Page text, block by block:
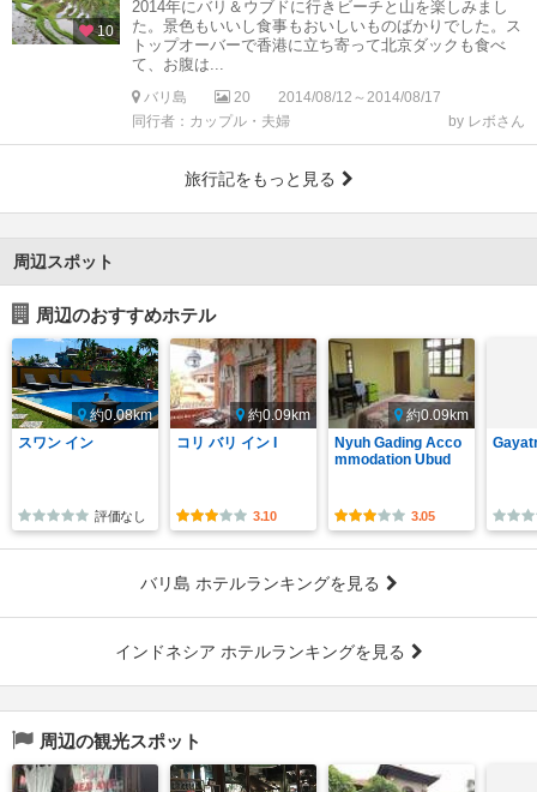
10
2014年にバリ＆ウブドに行きビーチと山を楽しみまし
た。景色もいいし食事もおいしいものばかりでした。ス
トップオーバーで香港に立ち寄って北京ダックも食べ
て、お腹は...
バリ島 20
2014/08/12～2014/08/17
同行者：カップル・夫婦
by レボさん
旅行記をもっと見る
周辺スポット
周辺のおすすめホテル
約0.08km
スワン イン
評価なし
約0.09km
コリ バリ イン I
3.10
約0.09km
Nyuh Gading Acco
mmodation Ubud
3.05
バリ島 ホテルランキングを見る
インドネシア ホテルランキングを見る
周辺の観光スポット